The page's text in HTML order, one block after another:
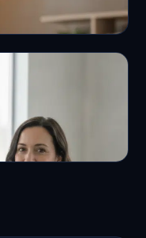
ใหม่ ไม่ต้องเฝ้า